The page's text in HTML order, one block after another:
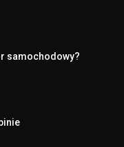
samochodowy?